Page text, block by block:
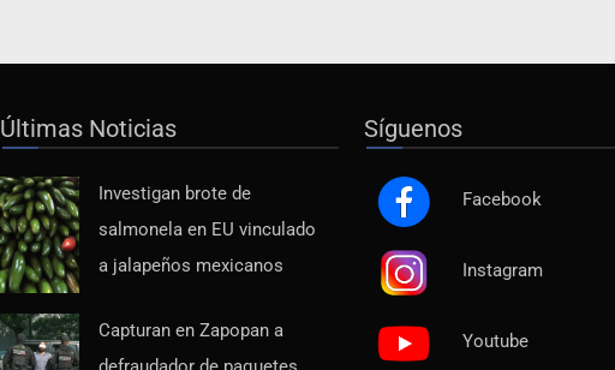
Últimas Noticias
Investigan brote de
salmonela en EU vinculado
a jalapeños mexicanos
Capturan en Zapopan a
Síguenos
Facebook
Instagram
Youtube